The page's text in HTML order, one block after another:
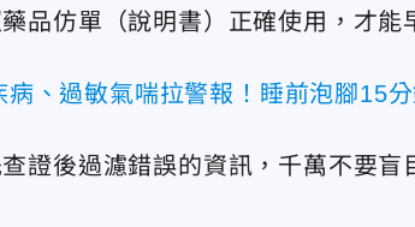
品仿單（說明書）正確使用，才能
病、過敏氣喘拉警報！睡前泡腳15
證後過濾錯誤的資訊，千萬不要盲